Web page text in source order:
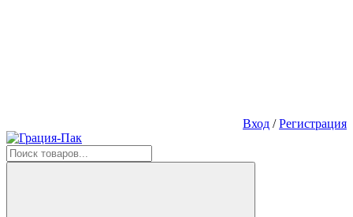
Вход /Регистрация